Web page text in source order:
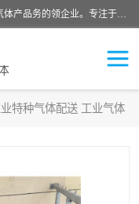
常州泳鑫气体有限公司是一家致力于为客户提供气体产品务的领企业。专注于环氧乙烷剂、环氧乙烷、高纯气体以及稀有和特种气体的研发、生产、销售和配送，产品广泛应用于医疗、电子、科研、化工、食品等多个领域。主要产品有：环氧乙烷灭菌剂，环氧乙烷，高纯氩，氮，氪，氙，氖，氘，笑，氦，氢，氧等各种稀有和特种气体。
特种气体配送 工业气体
氩气